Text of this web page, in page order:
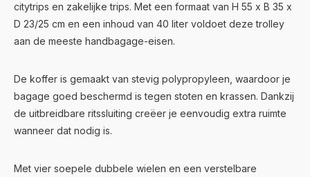
citytrips en zakelijke trips. Met een formaat van H 55 x B 35 x
D 23/25 cm en een inhoud van 40 liter voldoet deze trolley
aan de meeste handbagage-eisen.
De koffer is gemaakt van stevig polypropyleen, waardoor je
bagage goed beschermd is tegen stoten en krassen. Dankzij
de uitbreidbare ritssluiting creëer je eenvoudig extra ruimte
wanneer dat nodig is.
Met vier soepele dubbele wielen en een verstelbare